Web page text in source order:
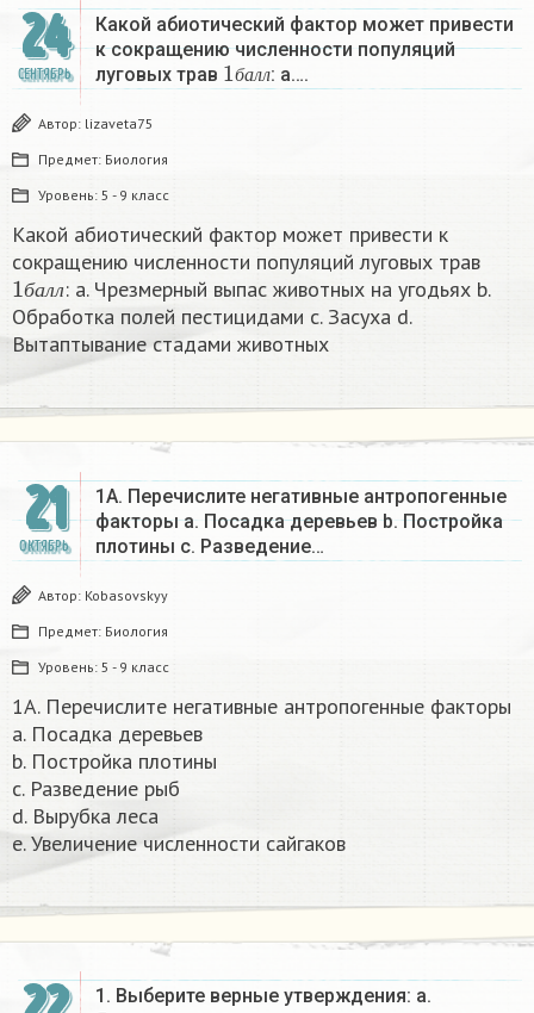
24
СЕНТЯБРЬ
Какой абиотический фактор может привести
к сокращению численности популяций
луговых трав
б алл
1 балл
: a….
Автор: lizaveta75
Предмет: Биология
Уровень: 5 - 9 класс
Какой абиотический фактор может привести к
сокращению численности популяций луговых трав
балл
1балл
: a. Чрезмерный выпас животных на угодьях b.
Обработка полей пестицидами c. Засуха d.
Вытаптывание стадами животных
21
ОКТЯБРЬ
1A. Перечислите негативные антропогенные
факторы а. Посадка деревьев b. Постройка
плотины с. Разведение…
Автор: Kobasovskyy
Предмет: Биология
Уровень: 5 - 9 класс
1A. Перечислите негативные антропогенные факторы
а. Посадка деревьев
b. Постройка плотины
с. Разведение рыб
d. Вырубка леса
е. Увеличение численности сайгаков​
1. Выберите верные утверждения: a.